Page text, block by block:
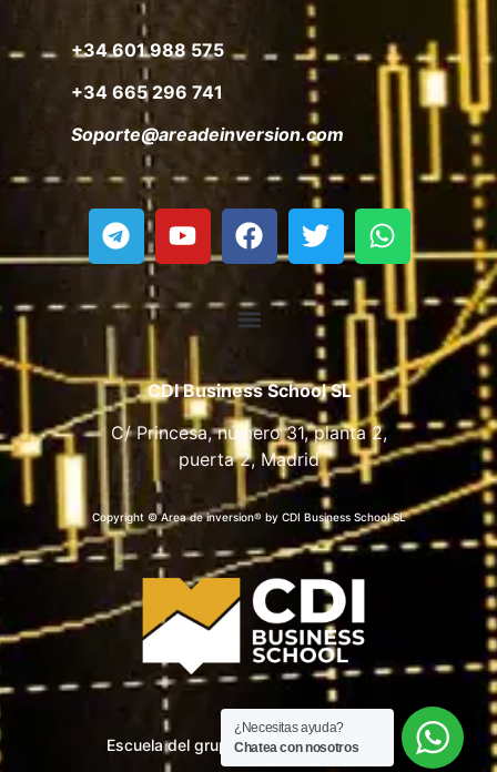
+34 601 988 575
+34 665 296 741
Soporte@areadeinversion.com
CDI Business School SL
C/ Princesa, número 31, planta 2,
puerta 2, Madrid
Copyright © Area de inversion® by CDI Business School SL
Escuela del grupo CDI Business School
¿Necesitas ayuda?
Chatea con nosotros